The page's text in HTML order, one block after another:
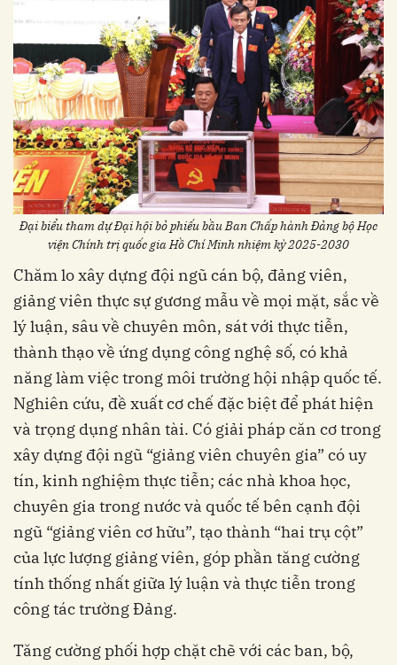
Đại biểu tham dự Đại hội bỏ phiếu bầu Ban Chấp hành Đảng bộ Học
viện Chính trị quốc gia Hồ Chí Minh nhiệm kỳ 2025-2030
Chăm lo xây dựng đội ngũ cán bộ, đảng viên,
giảng viên thực sự gương mẫu về mọi mặt, sắc về
lý luận, sâu về chuyên môn, sát với thực tiễn,
thành thạo về ứng dụng công nghệ số, có khả
năng làm việc trong môi trường hội nhập quốc tế.
Nghiên cứu, đề xuất cơ chế đặc biệt để phát hiện
và trọng dụng nhân tài. Có giải pháp căn cơ trong
xây dựng đội ngũ “giảng viên chuyên gia” có uy
tín, kinh nghiệm thực tiễn; các nhà khoa học,
chuyên gia trong nước và quốc tế bên cạnh đội
ngũ “giảng viên cơ hữu”, tạo thành “hai trụ cột”
của lực lượng giảng viên, góp phần tăng cường
tính thống nhất giữa lý luận và thực tiễn trong
công tác trường Đảng.
Tăng cường phối hợp chặt chẽ với các ban, bộ,